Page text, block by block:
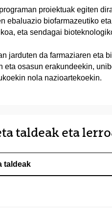
proiektuak egiten
ebaluazio biofarmazeutiko
eta sendagai
jarduten da farmaziaren eta
eta osasun erakundeekin,
nola nazioartekoekin.
taldeak eta
taldeak